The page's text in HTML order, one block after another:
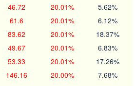
46.72 20.01% 5.62%
61.6 20.01% 6.12%
83.62 20.01% 18.37%
49.67 20.01% 6.83%
53.33 20.01% 17.26%
146.16 20.00% 7.68%